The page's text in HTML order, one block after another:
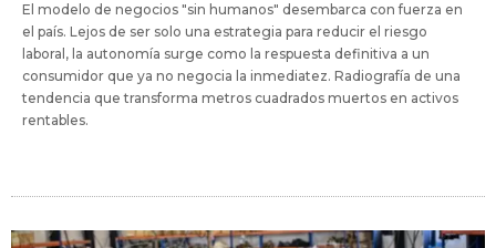
El modelo de negocios "sin humanos" desembarca con fuerza en
el país. Lejos de ser solo una estrategia para reducir el riesgo
laboral, la autonomía surge como la respuesta definitiva a un
consumidor que ya no negocia la inmediatez. Radiografía de una
tendencia que transforma metros cuadrados muertos en activos
rentables.